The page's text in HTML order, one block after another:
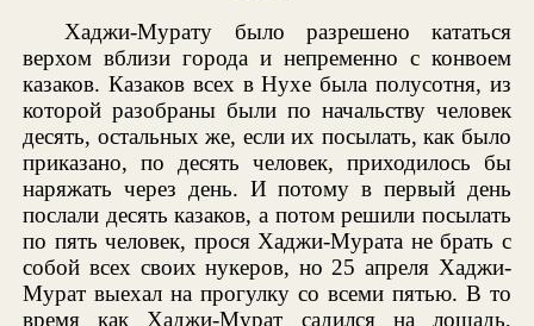
Хаджи-Мурату было разрешено кататься
верхом вблизи города и непременно с конвоем
казаков. Казаков всех в Нухе была полусотня, из
которой разобраны были по начальству человек
десять, остальных же, если их посылать, как было
приказано, по десять человек, приходилось бы
наряжать через день. И потому в первый день
послали десять казаков, а потом решили посылать
по пять человек, прося Хаджи-Мурата не брать с
собой всех своих нукеров, но 25 апреля Хаджи-
Мурат выехал на прогулку со всеми пятью. В то
время как Хаджи-Мурат садился на лошадь,